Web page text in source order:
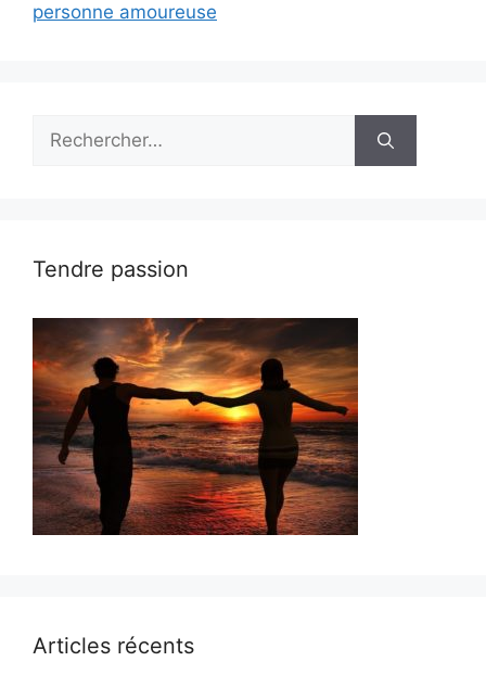
personne amoureuse
Rechercher :
Tendre passion
Articles récents